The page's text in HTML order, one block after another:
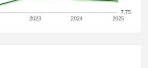
2023 2024 2025
7.75